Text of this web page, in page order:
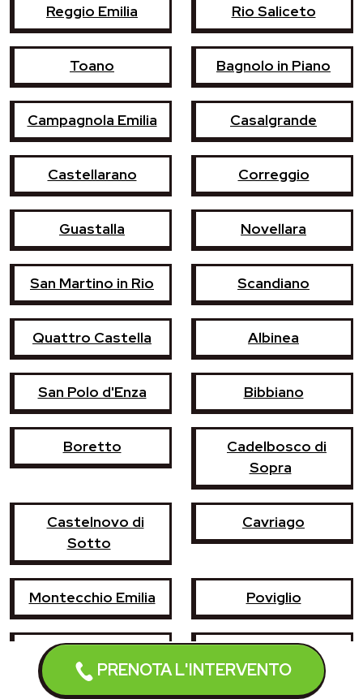
PRENOTA L'INTERVENTO
Reggio Emilia Rio Saliceto
Toano Bagnolo in Piano
Campagnola Emilia Casalgrande
Castellarano Correggio
Guastalla Novellara
San Martino in Rio Scandiano
Quattro Castella Albinea
San Polo d'Enza Bibbiano
Boretto
Cadelbosco di
Sopra
Castelnovo di
Sotto
Cavriago
Montecchio Emilia Poviglio
Vezzano sul
Crostolo
Casina